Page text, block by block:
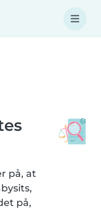
på, at
på,